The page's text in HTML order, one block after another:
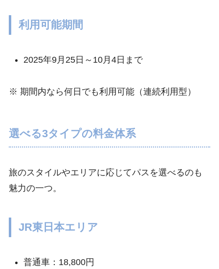
利用可能期間
2025年9月25日～10月4日まで
※ 期間内なら何日でも利用可能（連続利用型）
選べる3タイプの料金体系
旅のスタイルやエリアに応じてパスを選べるのも
魅力の一つ。
JR東日本エリア
普通車：18,800円